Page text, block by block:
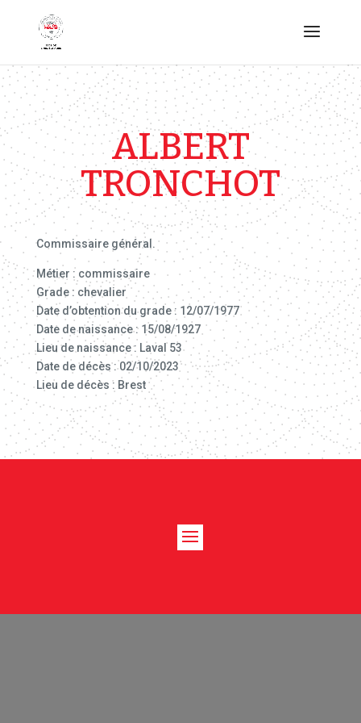
ALBERT
TRONCHOT
Commissaire général.
Métier : commissaire
Grade : chevalier
Date d’obtention du grade : 12/07/1977
Date de naissance : 15/08/1927
Lieu de naissance : Laval 53
Date de décès : 02/10/2023
Lieu de décès : Brest